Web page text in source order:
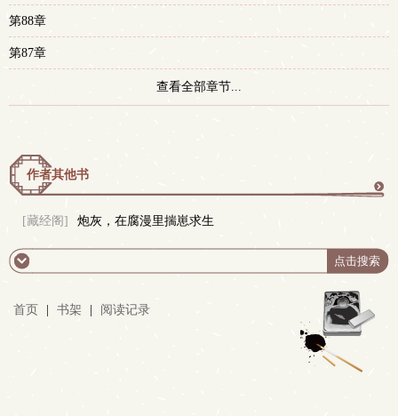
第88章
第87章
查看全部章节...
作者其他书
多
[藏经阁] 炮灰，在腐漫里揣崽求生
首页 书架 阅读记录